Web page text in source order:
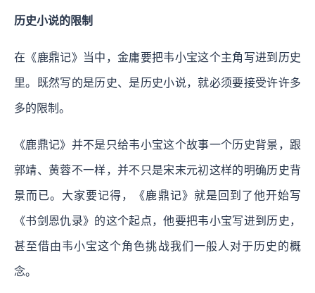
历史小说的限制
在《鹿鼎记》当中，金庸要把韦小宝这个主角写进到历史
里。既然写的是历史、是历史小说，就必须要接受许许多
多的限制。
《鹿鼎记》并不是只给韦小宝这个故事一个历史背景，跟
郭靖、黄蓉不一样，并不只是宋末元初这样的明确历史背
景而已。大家要记得，《鹿鼎记》就是回到了他开始写
《书剑恩仇录》的这个起点，他要把韦小宝写进到历史，
甚至借由韦小宝这个角色挑战我们一般人对于历史的概
念。